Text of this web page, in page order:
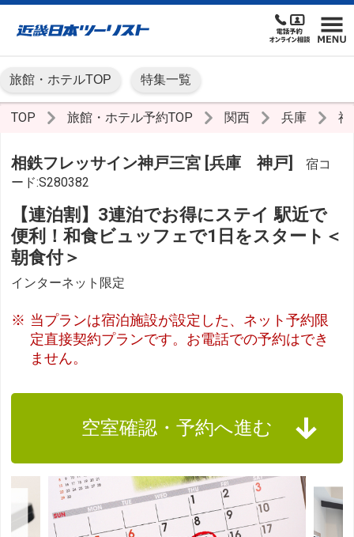
旅館・ホテルTOP 特集一覧
TOP 旅館・ホテル予約TOP 関西 兵庫
相鉄フレッサイン神戸三宮 [兵庫 神戸]
宿コ
ード:S280382
【連泊割】3連泊でお得にステイ 駅近で
便利！和食ビュッフェで1日をスタート＜
朝食付＞
インターネット限定
当プランは宿泊施設が設定した、ネット予約限
定直接契約プランです。お電話での予約はでき
ません。
空室確認・予約へ進む